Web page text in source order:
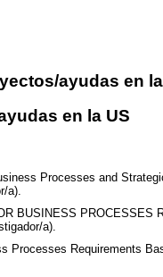
ayudas en
en la US
Processes and
a).
BUSINESS PROCESSES
a).
Processes Requirements